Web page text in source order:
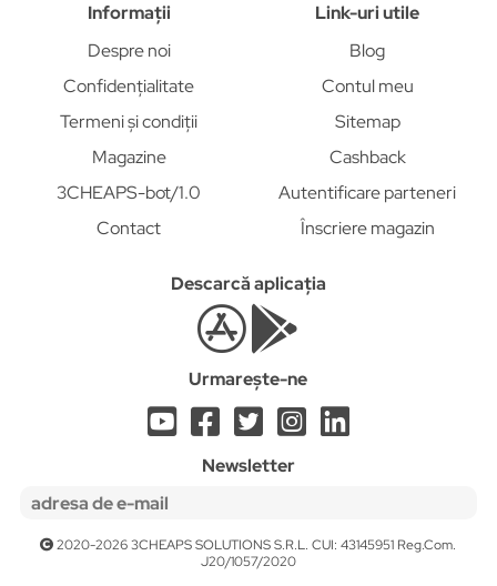
Informații
Despre noi
Confidențialitate
Termeni și condiții
Magazine
3CHEAPS-bot/1.0
Contact
Link-uri utile
Blog
Contul meu
Sitemap
Cashback
Autentificare parteneri
Înscriere magazin
Descarcă aplicația
Urmarește-ne
Newsletter
2020-2026 3CHEAPS SOLUTIONS S.R.L. CUI: 43145951 Reg.Com.
J20/1057/2020